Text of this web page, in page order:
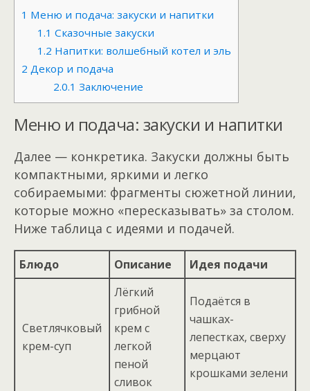
1 Меню и подача: закуски и напитки
1.1 Сказочные закуски
1.2 Напитки: волшебный котел и эль
2 Декор и подача
2.0.1 Заключение
Меню и подача: закуски и напитки
Далее — конкретика. Закуски должны быть
компактными, яркими и легко
собираемыми: фрагменты сюжетной линии,
которые можно «пересказывать» за столом.
Ниже таблица с идеями и подачей.
Блюдо Описание Идея подачи
Светлячковый
крем-суп
Лёгкий
грибной
крем с
легкой
пеной
сливок
Подаётся в
чашках-
лепестках, сверху
мерцают
крошками зелени